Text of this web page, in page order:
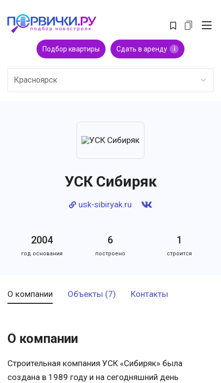
Подбор квартиры Сдать в аренду i
Красноярск
УСК Сибиряк
usk-sibiryak.ru
2004
год основания
6
построено
1
строится
О компании Объекты (7) Контакты
О компании
Строительная компания УСК «Сибиряк» была
создана в 1989 году и на сегодняшний день